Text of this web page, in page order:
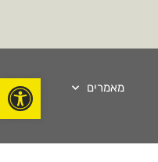
פתח
מאמרים